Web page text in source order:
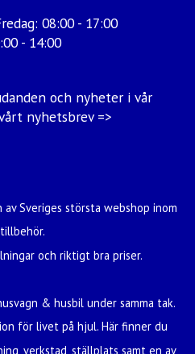
08:00 - 17:00
14:00
och nyheter i vår
nyhetsbrev =>
Sveriges största webshop inom
och riktigt bra priser.
& husbil under samma tak.
för livet på hjul. Här finner du
verkstad, ställplats samt en av